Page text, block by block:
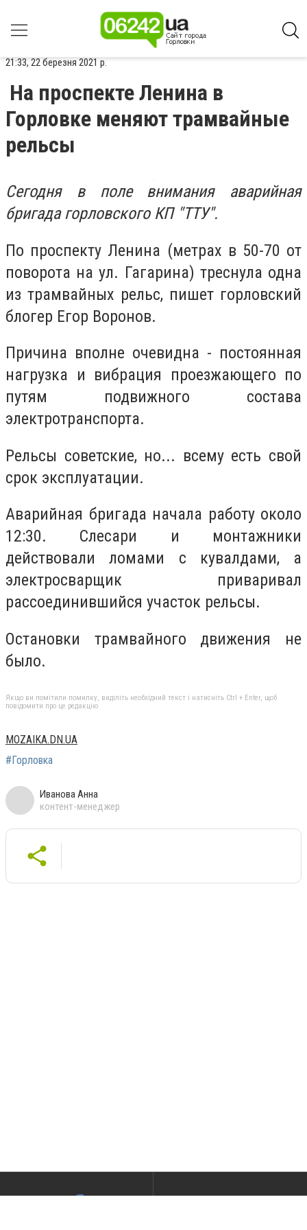
21:33, 22 березня 2021 р.
На проспекте Ленина в
Горловке меняют трамвайные
рельсы
Сегодня в поле внимания аварийная
бригада горловского КП "ТТУ".
По проспекту Ленина (метрах в 50-70 от
поворота на ул. Гагарина) треснула одна
из трамвайных рельс, пишет горловский
блогер Егор Воронов.
Причина вполне очевидна - постоянная
нагрузка и вибрация проезжающего по
путям подвижного состава
электротранспорта.
Рельсы советские, но... всему есть свой
срок эксплуатации.
Аварийная бригада начала работу около
12:30. Слесари и монтажники
действовали ломами с кувалдами, а
электросварщик приваривал
рассоединившийся участок рельсы.
Остановки трамвайного движения не
было.
Якщо ви помітили помилку, виділіть необхідний текст і натисніть Ctrl + Enter, щоб
повідомити про це редакцію
MOZAIKA.DN.UA
#Горловка
Иванова Анна
контент-менеджер